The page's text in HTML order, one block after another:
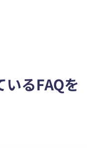
るFAQを